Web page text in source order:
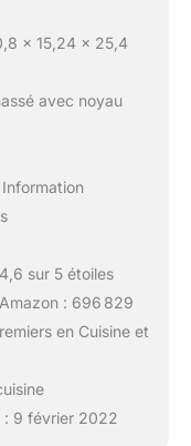
x 15,24 x 25,4
avec noyau
sur 5 étoiles
: 696 829
en Cuisine et
: 9 février 2022